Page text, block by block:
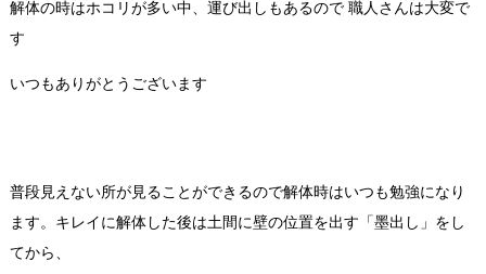
解体の時はホコリが多い中、運び出しもあるので 職人さんは大変で
す
いつもありがとうございます
普段見えない所が見ることができるので解体時はいつも勉強になり
ます。キレイに解体した後は土間に壁の位置を出す「墨出し」をし
てから、